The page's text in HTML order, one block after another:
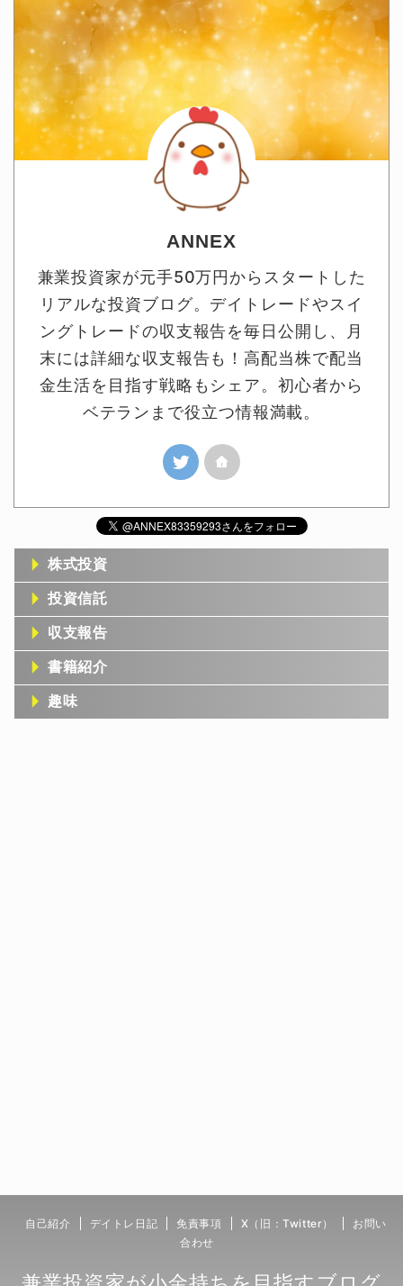
ANNEX
兼業投資家が元手50万円からスタートした
リアルな投資ブログ。デイトレードやスイ
ングトレードの収支報告を毎日公開し、月
末には詳細な収支報告も！高配当株で配当
金生活を目指す戦略もシェア。初心者から
ベテランまで役立つ情報満載。
株式投資
投資信託
収支報告
書籍紹介
趣味
自己紹介 デイトレ日記 免責事項 X（旧：Twitter）
お問い
合わせ